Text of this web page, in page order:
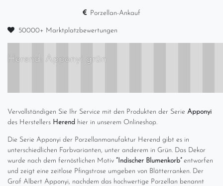
Porzellan-Ankauf
50000+ Marktplatzbewertungen
Herend: Apponyi grün
Vervollständigen Sie Ihr Service mit den Produkten der Serie Apponyi
des Herstellers Herend hier in unserem Onlineshop.
Die Serie Apponyi der Porzellanmanufaktur Herend gibt es in
unterschiedlichen Farbvarianten, unter anderem in Grün. Das Dekor
wurde nach dem fernöstlichen Motiv “Indischer Blumenkorb”entworfen
und zeigt eine zeitlose Pfingstrose umgeben von Blätterranken. Der
Graf Albert Apponyi, nachdem das hochwertige Porzellan benannt